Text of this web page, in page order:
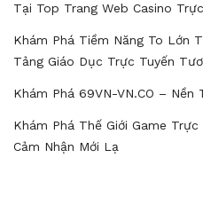
Tại Top Trang Web Casino
Khám Phá Tiềm Năng To
Tảng Giáo Dục Trực Tuyến
Khám Phá 69VN-VN.CO – Nền
Khám Phá Thế Giới Game
Cảm Nhận Mới Lạ